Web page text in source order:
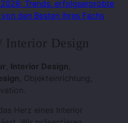
Trends, erfolgserprobte
den Besten ihres Fachs
Interior Design
, Interior Design,
, Objekteinrichtung,
Herz eines Interior